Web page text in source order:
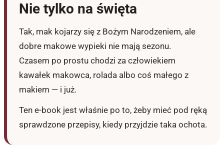
Nie tylko na święta
Tak, mak kojarzy się z Bożym Narodzeniem, ale
dobre makowe wypieki nie mają sezonu.
Czasem po prostu chodzi za człowiekiem
kawałek makowca, rolada albo coś małego z
makiem — i już.
Ten e-book jest właśnie po to, żeby mieć pod ręką
sprawdzone przepisy, kiedy przyjdzie taka ochota.